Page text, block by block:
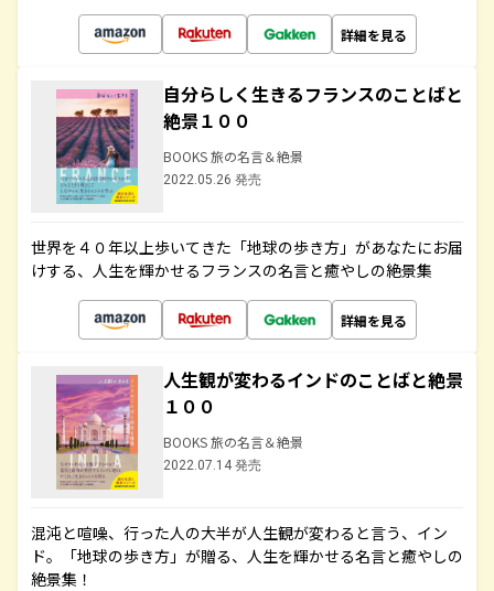
詳細を見る
自分らしく生きるフランスのことばと
絶景１００
BOOKS 旅の名言＆絶景
2022.05.26 発売
世界を４０年以上歩いてきた「地球の歩き方」があなたにお届
けする、人生を輝かせるフランスの名言と癒やしの絶景集
詳細を見る
人生観が変わるインドのことばと絶景
１００
BOOKS 旅の名言＆絶景
2022.07.14 発売
混沌と喧噪、行った人の大半が人生観が変わると言う、イン
ド。「地球の歩き方」が贈る、人生を輝かせる名言と癒やしの
絶景集！